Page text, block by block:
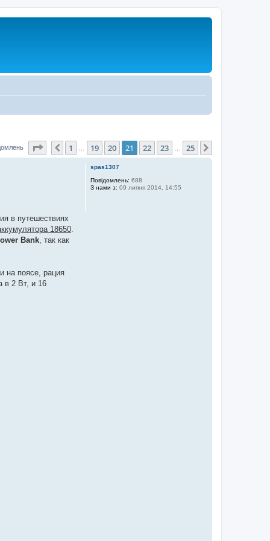
Сторінка з25
Поперед.
1 19 20 21 22 23 25
spas1307
Повідомлень: 688
З нами з: 09 липня 2014, 14:55
в путешествиях
18650
Bank , так как
на поясе, рация
в 2 Вт, и 16